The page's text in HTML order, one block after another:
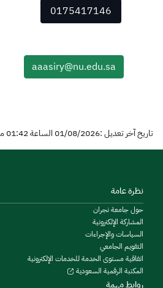
0175417146
aaasiry@nu.edu.sa
تاريخ آخر تعديل :01/08/2026 الساعة 01:42 مساءً
نظرة عامة
حول جامعة نجران
المشاركة الإلكترونية
السياسات والإجراءات
التقويم الجامعي
اتفاقية مستوى الخدمة للخدمات الإلكترونية
المكتبة الرقمية السعودية
روابط مهمة